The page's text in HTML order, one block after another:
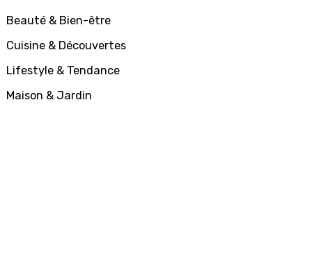
Beauté & Bien-être
Cuisine & Découvertes
Lifestyle & Tendance
Maison & Jardin